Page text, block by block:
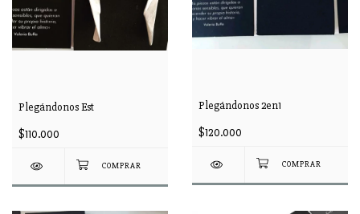
Plegándonos Est
$110.000
Plegándonos 2en1
$120.000